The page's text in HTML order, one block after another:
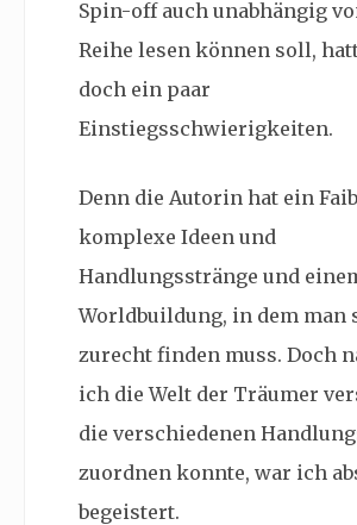
Spin-off auch unabhängig
Reihe lesen können soll,
doch ein paar
Einstiegsschwierigkeiten.
Denn die Autorin hat ein
komplexe Ideen und
Handlungsstränge und
Worldbuildung, in dem man
zurecht finden muss. Doch
ich die Welt der Träumer
die verschiedenen
zuordnen konnte, war ich
begeistert.